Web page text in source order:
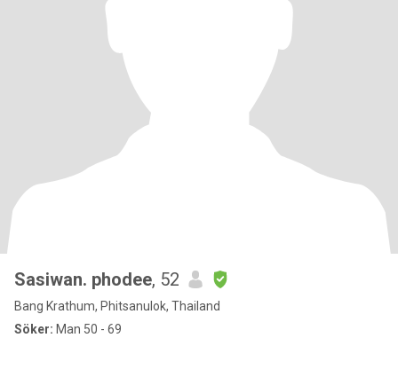
Sasiwan. phodee, 52
Bang Krathum, Phitsanulok, Thailand
Söker: Man 50 - 69